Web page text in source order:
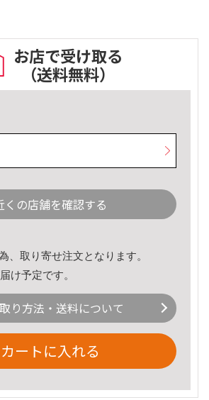
お店で受け取る
（送料無料）
くの店舗を確認する
、取り寄せ注文となります。
け予定です。
り方法・送料について
カートに入れる